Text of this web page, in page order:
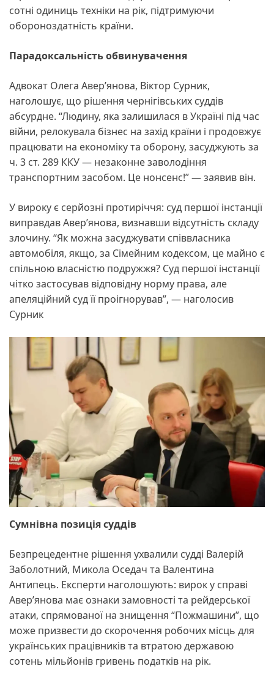
сотні одиниць техніки на рік, підтримуючи
обороноздатність країни.
Парадоксальність обвинувачення
Адвокат Олега Авер’янова, Віктор Сурник,
наголошує, що рішення чернігівських суддів
абсурдне. “Людину, яка залишилася в Україні під час
війни, релокувала бізнес на захід країни і продовжує
працювати на економіку та оборону, засуджують за
ч. 3 ст. 289 ККУ — незаконне заволодіння
транспортним засобом. Це нонсенс!” — заявив він.
У вироку є серйозні протиріччя: суд першої інстанції
виправдав Авер’янова, визнавши відсутність складу
злочину. “Як можна засуджувати співвласника
автомобіля, якщо, за Сімейним кодексом, це майно є
спільною власністю подружжя? Суд першої інстанції
чітко застосував відповідну норму права, але
апеляційний суд її проігнорував”, — наголосив
Сурник
Сумнівна позиція суддів
Безпрецедентне рішення ухвалили судді Валерій
Заболотний, Микола Оседач та Валентина
Антипець. Експерти наголошують: вирок у справі
Авер’янова має ознаки замовності та рейдерської
атаки, спрямованої на знищення “Пожмашини”, що
може призвести до скорочення робочих місць для
українських працівників та втратою державою
сотень мільйонів гривень податків на рік.